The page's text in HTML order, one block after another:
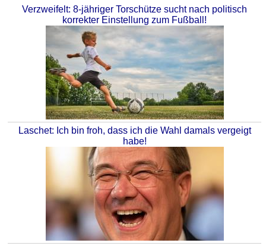
Verzweifelt: 8-jähriger Torschütze sucht nach politisch
korrekter Einstellung zum Fußball!
Laschet: Ich bin froh, dass ich die Wahl damals vergeigt
habe!